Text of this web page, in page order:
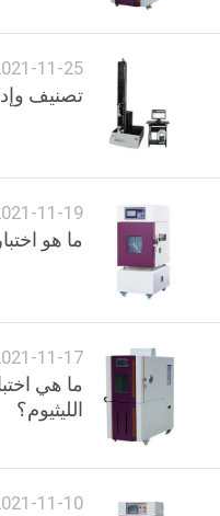
مراقبة
اتصل
بنا
أخبار
اطلب
اقتباس
خريطة
الموقع
11-25
تصنيف
11-19
ما هو اختبار UN38.3؟
11-17
ما هي
الليثيوم؟
11-10